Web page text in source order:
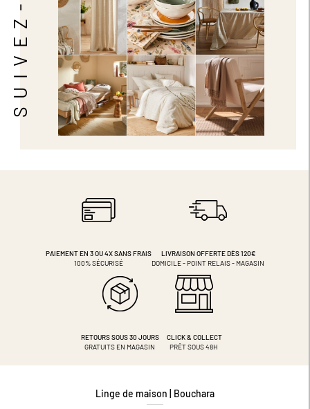
PAIEMENT EN 3 OU 4XSANS FRAIS
100% SÉCURISÉ
LIVRAISON OFFERTE DÈS 120€
DOMICILE - POINT RELAIS - MAGASIN
RETOURS SOUS 30 JOURS
GRATUITS EN MAGASIN
CLICK & COLLECT
PRÊT SOUS 48H
Linge de maison | Bouchara